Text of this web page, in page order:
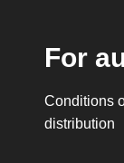
For
Conditions
distribution